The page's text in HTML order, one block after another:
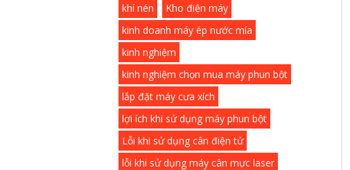
khí nén
Kho điện máy
kinh doanh máy ép nước mía
kinh nghiệm
kinh nghiệm chọn mua máy phun bột
lắp đặt máy cưa xích
lợi ích khi sử dụng máy phun bột
Lỗi khi sử dụng cân điện tử
lỗi khi sử dụng máy cân mực laser